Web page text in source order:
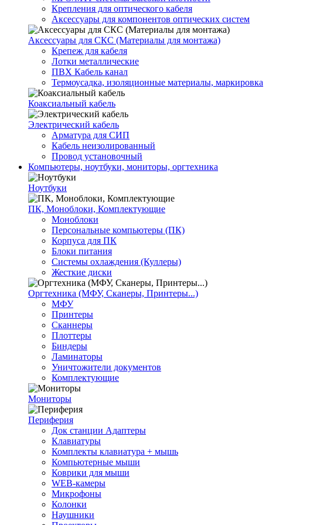
Крепления для оптического кабеля
Аксессуары для компонентов оптических систем
Аксессуары для СКС (Материалы для монтажа)
Крепеж для кабеля
Лотки металлические
ПВХ Кабель канал
Термоусадка, изоляционные материалы, маркировка
Коаксиальный кабель
Электрический кабель
Арматура для СИП
Кабель неизолированный
Провод установочный
Компьютеры, ноутбуки, мониторы, оргтехника
Ноутбуки
ПК, Моноблоки, Комплектующие
Моноблоки
Персональные компьютеры (ПК)
Корпуса для ПК
Блоки питания
Системы охлаждения (Куллеры)
Жесткие диски
Оргтехника (МФУ, Сканеры, Принтеры...)
МФУ
Принтеры
Сканнеры
Плоттеры
Биндеры
Ламинаторы
Уничтожители документов
Комплектующие
Мониторы
Периферия
Док станции Адаптеры
Клавиатуры
Комплекты клавиатура + мышь
Компьютерные мыши
Коврики для мыши
WEB-камеры
Микрофоны
Колонки
Наушники